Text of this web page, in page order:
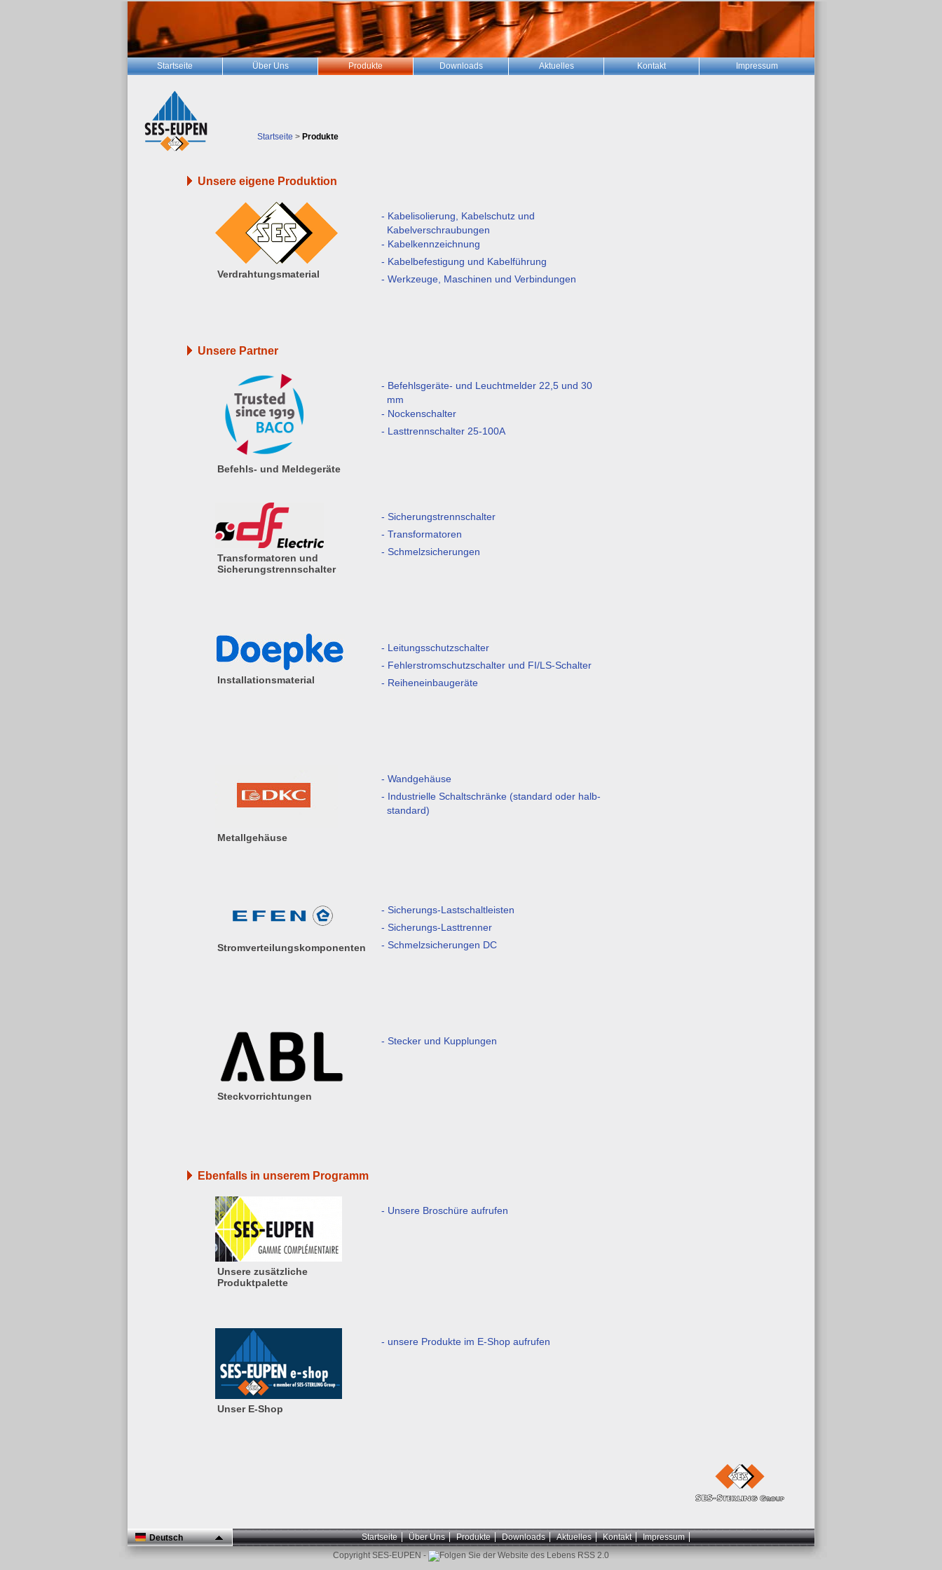
Startseite Über Uns Produkte Downloads Aktuelles Kontakt Impressum
Startseite > Produkte
Unsere eigene Produktion
Verdrahtungsmaterial
- Kabelisolierung, Kabelschutz und
Kabelverschraubungen
- Kabelkennzeichnung
- Kabelbefestigung und Kabelführung
- Werkzeuge, Maschinen und Verbindungen
Unsere Partner
Befehls- und Meldegeräte
- Befehlsgeräte- und Leuchtmelder 22,5 und 30
mm
- Nockenschalter
- Lasttrennschalter 25-100A
Transformatoren und
Sicherungstrennschalter
- Sicherungstrennschalter
- Transformatoren
- Schmelzsicherungen
Installationsmaterial
- Leitungsschutzschalter
- Fehlerstromschutzschalter und FI/LS-Schalter
- Reiheneinbaugeräte
Metallgehäuse
- Wandgehäuse
- Industrielle Schaltschränke (standard oder halb-
standard)
Stromverteilungskomponenten
- Sicherungs-Lastschaltleisten
- Sicherungs-Lasttrenner
- Schmelzsicherungen DC
Steckvorrichtungen
- Stecker und Kupplungen
Ebenfalls in unserem Programm
Unsere zusätzliche
Produktpalette
- Unsere Broschüre aufrufen
Unser E-Shop
- unsere Produkte im E-Shop aufrufen
Deutsch Startseite Über Uns Produkte Downloads Aktuelles Kontakt
Impressum
Copyright SES-EUPEN -
RSS 2.0